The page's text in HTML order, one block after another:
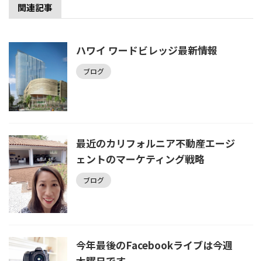
関連記事
ハワイ ワードビレッジ最新情報
ブログ
最近のカリフォルニア不動産エージ
ェントのマーケティング戦略
ブログ
今年最後のFacebookライブは今週